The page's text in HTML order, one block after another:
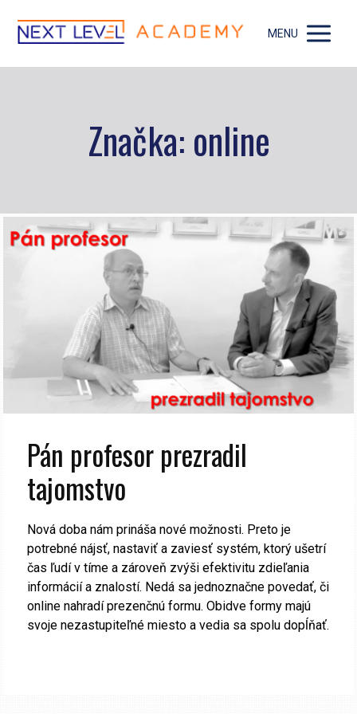
MENU
Značka: online
Pán profesor prezradil
tajomstvo
Nová doba nám prináša nové možnosti. Preto je
potrebné nájsť, nastaviť a zaviesť systém, ktorý ušetrí
čas ľudí v tíme a zároveň zvýši efektivitu zdieľania
informácií a znalostí. Nedá sa jednoznačne povedať, či
online nahradí prezenčnú formu. Obidve formy majú
svoje nezastupiteľné miesto a vedia sa spolu dopĺňať.